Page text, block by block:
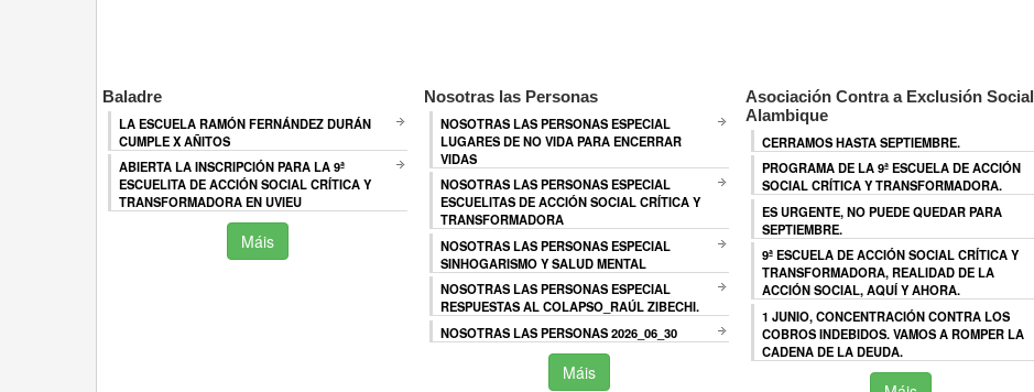
Baladre
LA ESCUELA RAMÓN FERNÁNDEZ DURÁN
CUMPLE X AÑITOS
ABIERTA LA INSCRIPCIÓN PARA LA 9ª
ESCUELITA DE ACCIÓN SOCIAL CRÍTICA Y
TRANSFORMADORA EN UVIEU
Máis
Nosotras las Personas
NOSOTRAS LAS PERSONAS ESPECIAL
LUGARES DE NO VIDA PARA ENCERRAR
VIDAS
NOSOTRAS LAS PERSONAS ESPECIAL
ESCUELITAS DE ACCIÓN SOCIAL CRÍTICA Y
TRANSFORMADORA
NOSOTRAS LAS PERSONAS ESPECIAL
SINHOGARISMO Y SALUD MENTAL
NOSOTRAS LAS PERSONAS ESPECIAL
RESPUESTAS AL COLAPSO_RAÚL ZIBECHI.
NOSOTRAS LAS PERSONAS 2026_06_30
Máis
Asociación Contra a Exclusión Social
Alambique
CERRAMOS HASTA SEPTIEMBRE.
PROGRAMA DE LA 9ª ESCUELA DE ACCIÓN
SOCIAL CRÍTICA Y TRANSFORMADORA.
ES URGENTE, NO PUEDE QUEDAR PARA
SEPTIEMBRE.
9ª ESCUELA DE ACCIÓN SOCIAL CRÍTICA Y
TRANSFORMADORA, REALIDAD DE LA
ACCIÓN SOCIAL, AQUÍ Y AHORA.
1 JUNIO, CONCENTRACIÓN CONTRA LOS
COBROS INDEBIDOS. VAMOS A ROMPER LA
CADENA DE LA DEUDA.